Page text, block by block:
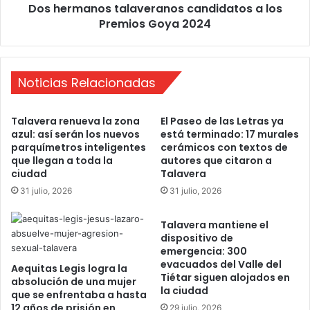
o
m
j
o
r
m
e
s
d
e
o
c
t
u
b
v
r
a
n
o
c
a
n
d
i
d
a
t
Dos hermanos talaveranos candidatos a los
Premios Goya 2024
Noticias Relacionadas
Talavera renueva la zona
azul: así serán los nuevos
parquímetros inteligentes
que llegan a toda la
ciudad
31 julio, 2026
El Paseo de las Letras ya
está terminado: 17 murales
cerámicos con textos de
autores que citaron a
Talavera
31 julio, 2026
Aequitas Legis logra la
absolución de una mujer
que se enfrentaba a hasta
Talavera mantiene el
dispositivo de
emergencia: 300
evacuados del Valle del
Tiétar siguen alojados en
la ciudad
29 julio, 2026